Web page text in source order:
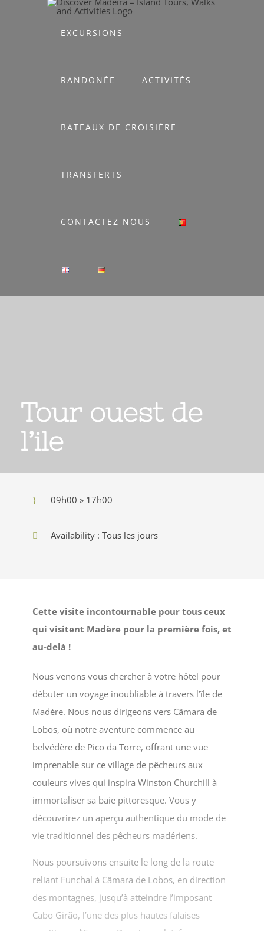
EXCURSIONS
RANDONÉE ACTIVITÉS
BATEAUX DE CROISIÈRE
TRANSFERTS
CONTACTEZ NOUS
Tour ouest de
l’ile
09h00 » 17h00
Availability : Tous les jours
Cette visite incontournable pour tous ceux
qui visitent Madère pour la première fois, et
au-delà !
Nous venons vous chercher à votre hôtel pour
débuter un voyage inoubliable à travers l’île de
Madère. Nous nous dirigeons vers Câmara de
Lobos, où notre aventure commence au
belvédère de Pico da Torre, offrant une vue
imprenable sur ce village de pêcheurs aux
couleurs vives qui inspira Winston Churchill à
immortaliser sa baie pittoresque. Vous y
découvrirez un aperçu authentique du mode de
vie traditionnel des pêcheurs madériens.
Nous poursuivons ensuite le long de la route
reliant Funchal à Câmara de Lobos, en direction
des montagnes, jusqu’à atteindre l’imposant
Cabo Girão, l’une des plus hautes falaises